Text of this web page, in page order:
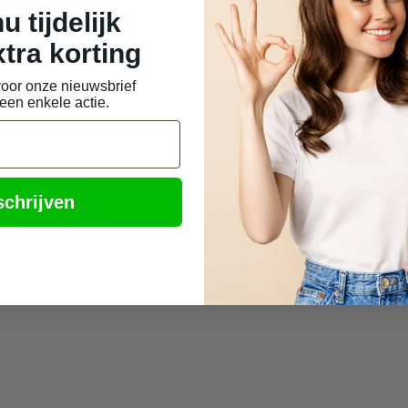
possible using the tab key. You can skip the
tijdelijk
korting
onze nieuwsbrief
enkele actie.